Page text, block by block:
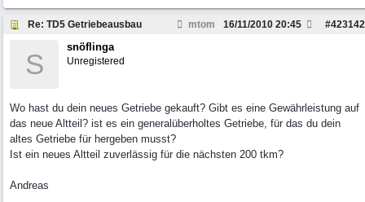
Re: TD5 Getriebeausbau mtom #423142
16/11/2010 20:45
S
snöflinga
Unregistered
Wo hast du dein neues Getriebe gekauft? Gibt es eine Gewährleistung auf
das neue Altteil? ist es ein generalüberholtes Getriebe, für das du dein
altes Getriebe für hergeben musst?
Ist ein neues Altteil zuverlässig für die nächsten 200 tkm?
Andreas